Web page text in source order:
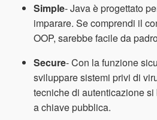
Simple- Java è progettato
imparare. Se comprendi il
OOP, sarebbe facile da
Secure- Con la funzione
sviluppare sistemi privi di
tecniche di autenticazione
a chiave pubblica.